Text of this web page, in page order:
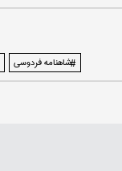
#شاهنامه فردوسی